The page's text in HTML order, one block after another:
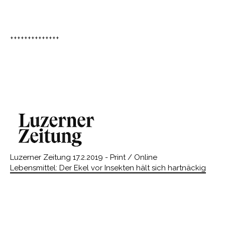
++++++++++++++
Luzerner Zeitung 17.2.2019 - Print / Online
Lebensmittel: Der Ekel vor Insekten hält sich hartnäckig